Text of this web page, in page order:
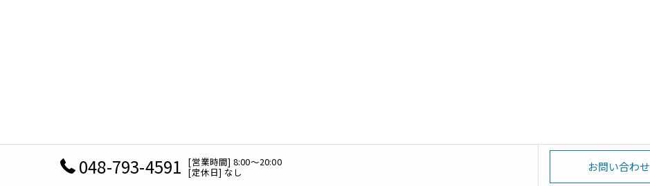
048-793-4591 [営業時間] 8:00～20:00
[定休日] なし お問い合わせ